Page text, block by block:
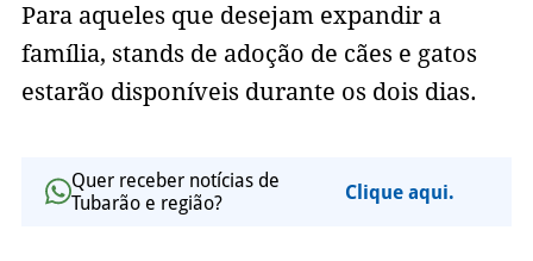
Para aqueles que desejam expandir a
família, stands de adoção de cães e gatos
estarão disponíveis durante os dois dias.
Quer receber notícias de
Tubarão e região?
Clique aqui.